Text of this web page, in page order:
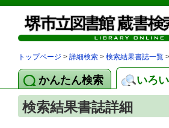
トップページ > 詳細検索 > 検索結果書誌一覧
かんたん検索 いろ
検索結果書誌詳細